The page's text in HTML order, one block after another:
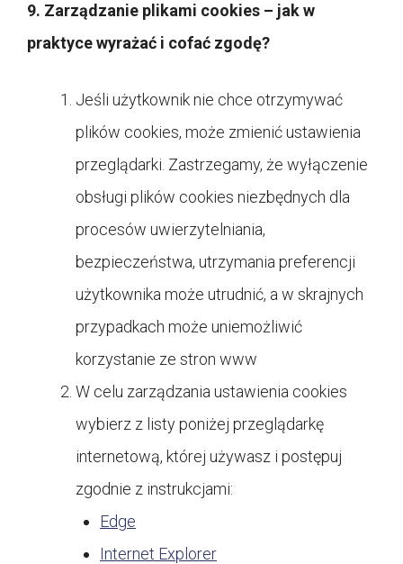
9. Zarządzanie plikami cookies – jak w
praktyce wyrażać i cofać zgodę?
Jeśli użytkownik nie chce otrzymywać
plików cookies, może zmienić ustawienia
przeglądarki. Zastrzegamy, że wyłączenie
obsługi plików cookies niezbędnych dla
procesów uwierzytelniania,
bezpieczeństwa, utrzymania preferencji
użytkownika może utrudnić, a w skrajnych
przypadkach może uniemożliwić
korzystanie ze stron www
W celu zarządzania ustawienia cookies
wybierz z listy poniżej przeglądarkę
internetową, której używasz i postępuj
zgodnie z instrukcjami:
Edge
Internet Explorer